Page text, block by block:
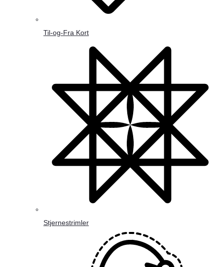
Til-og-Fra Kort
Stjernestrimler